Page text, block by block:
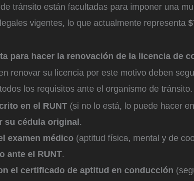
tránsito están facultadas para imponer una
vigentes, lo que actualmente representa
para hacer la renovación de la licencia de
renovar su licencia por este motivo deben
los requisitos ante el organismo de
en el RUNT (si no lo está, lo puede hacer
su cédula original .
examen médico (aptitud física, mental y de
ante el RUNT.
el certificado de aptitud en conducción